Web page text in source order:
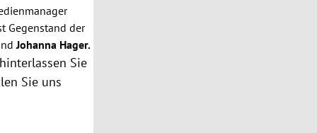
Gegenstand der
Johanna Hager.
Sie
Sie uns